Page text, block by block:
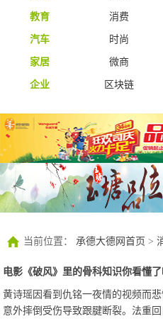
教育
消费
汽车
时尚
家居
微商
企业
区块链
当前位置： 承德大德网首页 >
电影《破风》里的骨科知识你看懂
黄诗瑶因看到仇铭一夜情的视频而
意外摔倒受伤导致跟腱断裂。法重